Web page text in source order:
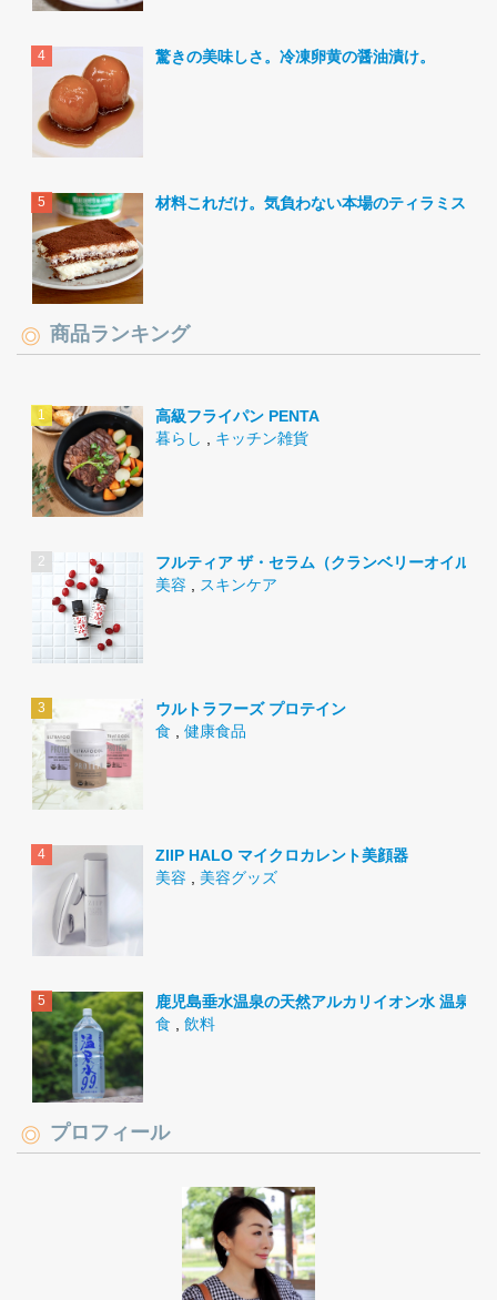
驚きの美味しさ。冷凍卵黄の醤油漬け。
材料これだけ。気負わない本場のティラミス。
商品ランキング
高級フライパン PENTA
暮らし
キッチン雑貨
フルティア ザ・セラム（クランベリーオイル）
美容
スキンケア
ウルトラフーズ プロテイン
食
健康食品
ZIIP HALO マイクロカレント美顔器
美容
美容グッズ
鹿児島垂水温泉の天然アルカリイオン水 温泉水
食
飲料
プロフィール